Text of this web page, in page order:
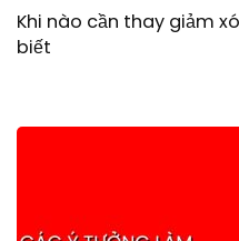
Khi nào cần thay giảm
biết